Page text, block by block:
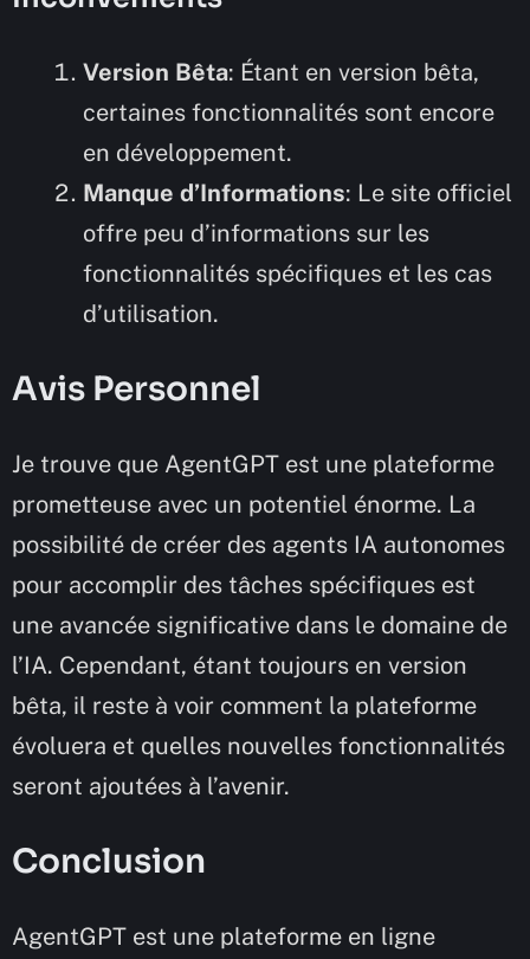
Version Bêta: Étant en version bêta,
certaines fonctionnalités sont encore
en développement.
Manque d’Informations: Le site officiel
offre peu d’informations sur les
fonctionnalités spécifiques et les cas
d’utilisation.
Avis Personnel
Je trouve que AgentGPT est une plateforme
prometteuse avec un potentiel énorme. La
possibilité de créer des agents IA autonomes
pour accomplir des tâches spécifiques est
une avancée significative dans le domaine de
l’IA. Cependant, étant toujours en version
bêta, il reste à voir comment la plateforme
évoluera et quelles nouvelles fonctionnalités
seront ajoutées à l’avenir.
Conclusion
AgentGPT est une plateforme en ligne